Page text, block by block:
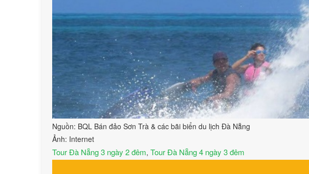
Nguồn: BQL Bán đảo Sơn Trà & các bãi biển du lịch Đà Nẵng
Ảnh: Internet
Tour Đà Nẵng 3 ngày 2 đêm, Tour Đà Nẵng 4 ngày 3 đêm